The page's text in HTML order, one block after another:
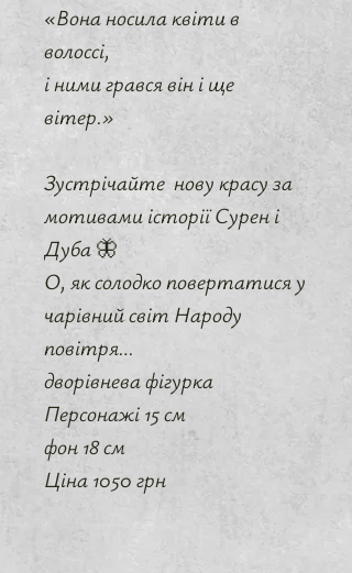
«Вона носила квіти в
волоссі,
і ними грався він і ще
вітер.»
Зустрічайте нову красу за
мотивами історії Сурен і
Дуба 🦋
О, як солодко повертатися у
чарівний світ Народу
повітря…
дворівнева фігурка
Персонажі 15 см
фон 18 см
Ціна 1050 грн